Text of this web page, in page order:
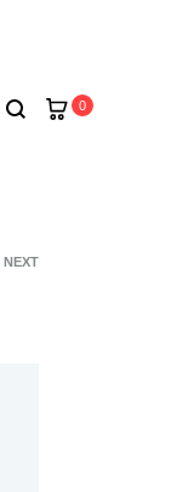
0
NEXT